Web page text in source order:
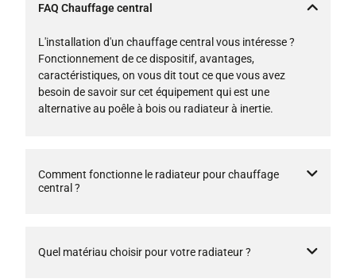
FAQ Chauffage central
L'installation d'un chauffage central vous intéresse ?
Fonctionnement de ce dispositif, avantages,
caractéristiques, on vous dit tout ce que vous avez
besoin de savoir sur cet équipement qui est une
alternative au poêle à bois ou radiateur à inertie.
Comment fonctionne le radiateur pour chauffage
central ?
Quel matériau choisir pour votre radiateur ?